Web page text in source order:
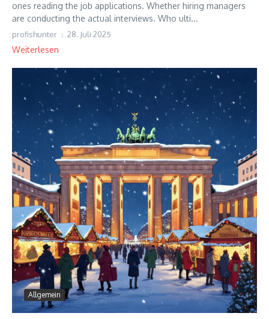
ones reading the job applications. Whether hiring managers
are conducting the actual interviews. Who ulti...
profishunter 28. Juli 2025
Weiterlesen
Allgemein